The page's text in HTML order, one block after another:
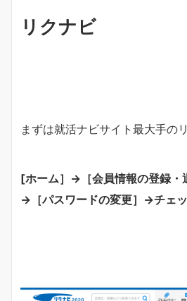
リクナビ
まずは就活ナビサイト最大手の
[ホーム］→［会員情報の登録・
→［パスワードの変更］→チェ